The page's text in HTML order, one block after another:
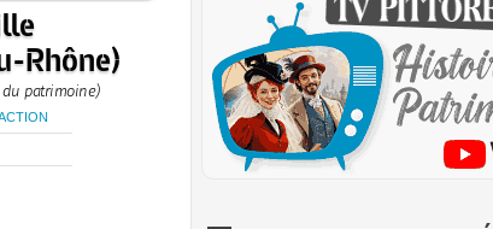
Rhône)
du patrimoine)